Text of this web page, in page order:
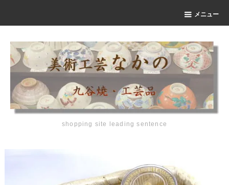
メニュー
shopping site leading sentence